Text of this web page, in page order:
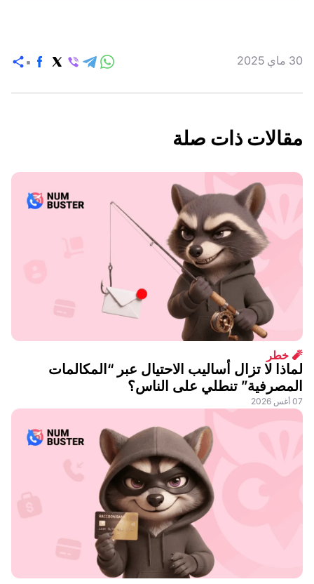
30 ماي 2025
مقالات ذات صلة
🧨 خطر
لماذا لا تزال أساليب الاحتيال عبر “المكالمات
المصرفية” تنطلي على الناس؟
07 أغس 2026